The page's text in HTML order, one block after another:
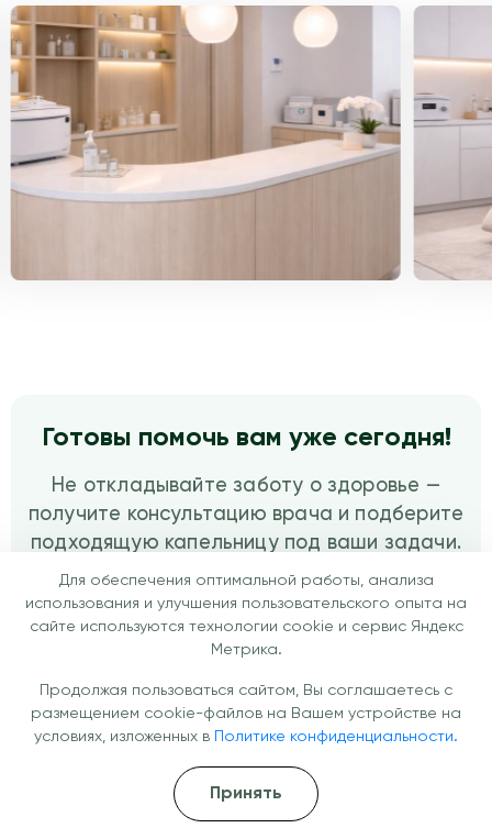
Готовы помочь вам уже сегодня!
Не откладывайте заботу о здоровье —
получите консультацию врача и подберите
подходящую капельницу под ваши задачи.
Перезвоним через
10 минут
Перезвоните мне
+7 (499) 113-48-94
Круглосуточно 24/7
Для обеспечения оптимальной работы, анализа
использования и улучшения пользовательского опыта на
сайте используются технологии cookie и сервис Яндекс
Метрика.
Продолжая пользоваться сайтом, Вы соглашаетесь с
размещением cookie-файлов на Вашем устройстве на
условиях, изложенных в
Политике конфиденциальности.
Принять